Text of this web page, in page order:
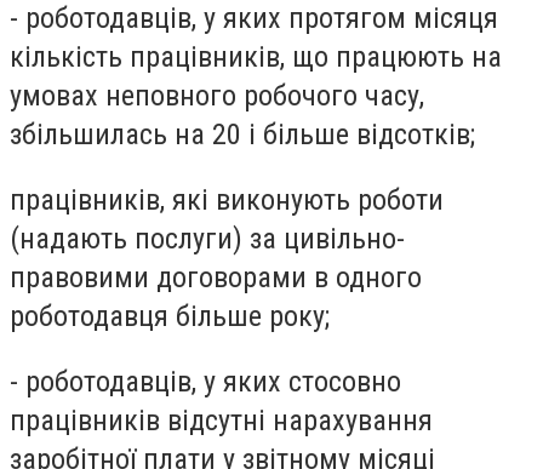
- роботодавців, у яких протягом місяця
кількість працівників, що працюють на
умовах неповного робочого часу,
збільшилась на 20 і більше відсотків;
працівників, які виконують роботи
(надають послуги) за цивільно-
правовими договорами в одного
роботодавця більше року;
- роботодавців, у яких стосовно
працівників відсутні нарахування
заробітної плати у звітному місяці